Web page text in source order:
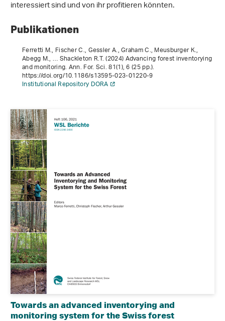
interessiert sind und von ihr profitieren könnten.
Publikationen
Ferretti M., Fischer C., Gessler A., Graham C., Meusburger K.,
Abegg M., … Shackleton R.T. (2024) Advancing forest inventorying
and monitoring. Ann. For. Sci.81(1), 6 (25 pp.).
https://doi.org/10.1186/s13595-023-01220-9
Institutional Repository DORA
Towards an advanced inventorying and
monitoring system for the Swiss forest